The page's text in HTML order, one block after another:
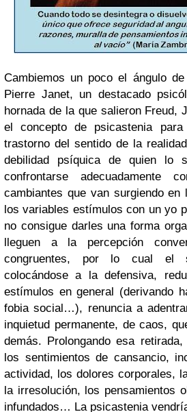
Cambiemos un poco el ángulo
Pierre Janet, un destacado
hornada de la que salieron Freud,
el concepto de psicastenia
trastorno del sentido de la
debilidad psíquica de quien lo
confrontarse adecuadamente
cambiantes que van surgiendo en
los variables estímulos con un yo
no consigue darles una forma
lleguen a la percepción
congruentes, por lo cual el
colocándose a la defensiva,
estímulos en general (derivando
fobia social…), renuncia a
inquietud permanente, de caos,
demás. Prolongando esa
los sentimientos de cansancio,
actividad, los dolores corporales,
la irresolución, los pensamientos
infundados… La psicastenia